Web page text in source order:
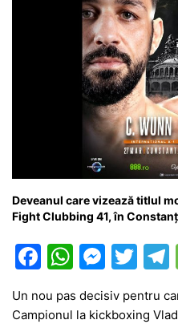
Deveanul care vizează titlul
Fight Clubbing 41, în
F
c
W
at
M
e
s
T
itt
Un nou pas decisiv pentru
Campionul la kickboxing